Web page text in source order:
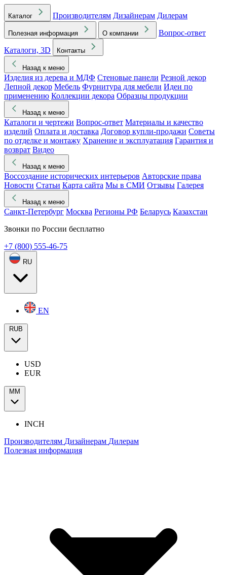
Каталог Производителям Дизайнерам Дилерам
Полезная информация О компании
Вопрос-ответ
Каталоги, 3D
Контакты
Назад к меню
Изделия из дерева и МДФ Стеновые панели Резной декор
Лепной декор Мебель Фурнитура для мебели Идеи по
применению Коллекции декора Образцы продукции
Назад к меню
Каталоги и чертежи Вопрос-ответ Материалы и качество
изделий Оплата и доставка Договор купли-продажи Советы
по отделке и монтажу Хранение и эксплуатация Гарантия и
возврат Видео
Назад к меню
Воссоздание исторических интерьеров Авторские права
Новости Статьи Карта сайта Мы в СМИ Отзывы Галерея
Назад к меню
Санкт-Петербург Москва Регионы РФ Беларусь Казахстан
Звонки по России бесплатно
+7 (800) 555-46-75
RU
EN
RUB
USD
EUR
ММ
INCH
Производителям Дизайнерам Дилерам
Полезная информация